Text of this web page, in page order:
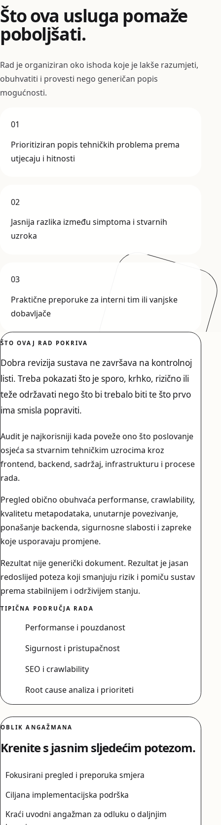
Što ova usluga pomaže
poboljšati.
Rad je organiziran oko ishoda koje je lakše razumjeti,
obuhvatiti i provesti nego generičan popis
mogućnosti.
01
Prioritiziran popis tehničkih problema prema
utjecaju i hitnosti
02
Jasnija razlika između simptoma i stvarnih
uzroka
03
Praktične preporuke za interni tim ili vanjske
dobavljače
ŠTO OVAJ RAD POKRIVA
Dobra revizija sustava ne završava na kontrolnoj
listi. Treba pokazati što je sporo, krhko, rizično ili
teže održavati nego što bi trebalo biti te što prvo
ima smisla popraviti.
Audit je najkorisniji kada poveže ono što poslovanje
osjeća sa stvarnim tehničkim uzrocima kroz
frontend, backend, sadržaj, infrastrukturu i procese
rada.
Pregled obično obuhvaća performanse, crawlability,
kvalitetu metapodataka, unutarnje povezivanje,
ponašanje backenda, sigurnosne slabosti i zapreke
koje usporavaju promjene.
Rezultat nije generički dokument. Rezultat je jasan
redoslijed poteza koji smanjuju rizik i pomiču sustav
prema stabilnijem i održivijem stanju.
TIPIČNA PODRUČJA RADA
Performanse i pouzdanost
Sigurnost i pristupačnost
SEO i crawlability
Root cause analiza i prioriteti
OBLIK ANGAŽMANA
Krenite s jasnim sljedećim potezom.
Fokusirani pregled i preporuka smjera
Ciljana implementacijska podrška
Kraći uvodni angažman za odluku o daljnjim